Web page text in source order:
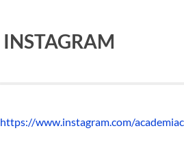
INSTAGRAM
https://www.instagram.com/